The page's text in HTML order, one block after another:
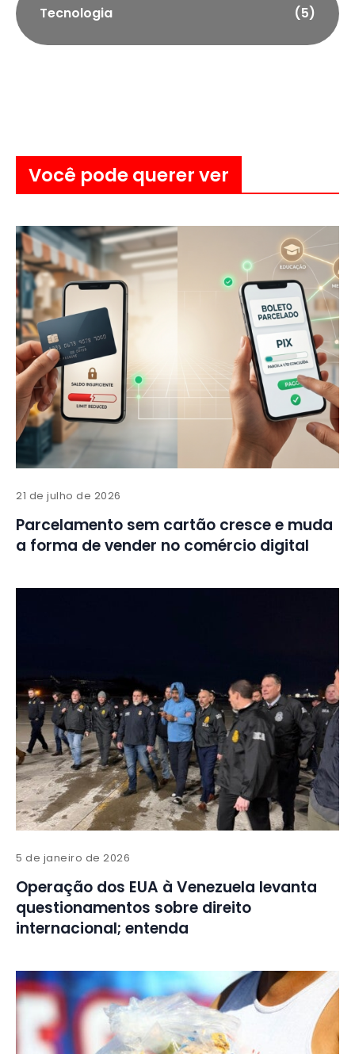
Tecnologia (5)
Você pode querer ver
21 de julho de 2026
Parcelamento sem cartão cresce e muda
a forma de vender no comércio digital
5 de janeiro de 2026
Operação dos EUA à Venezuela levanta
questionamentos sobre direito
internacional; entenda